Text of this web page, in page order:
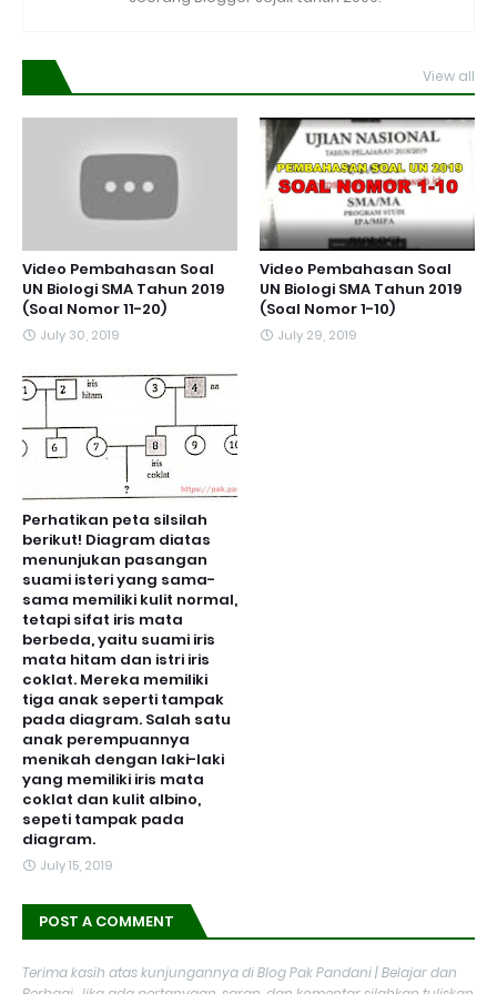
View all
Video Pembahasan Soal
UN Biologi SMA Tahun 2019
(Soal Nomor 11-20)
July 30, 2019
Video Pembahasan Soal
UN Biologi SMA Tahun 2019
(Soal Nomor 1-10)
July 29, 2019
Perhatikan peta silsilah
berikut! Diagram diatas
menunjukan pasangan
suami isteri yang sama-
sama memiliki kulit normal,
tetapi sifat iris mata
berbeda, yaitu suami iris
mata hitam dan istri iris
coklat. Mereka memiliki
tiga anak seperti tampak
pada diagram. Salah satu
anak perempuannya
menikah dengan laki-laki
yang memiliki iris mata
coklat dan kulit albino,
sepeti tampak pada
diagram.
July 15, 2019
POST A COMMENT
Terima kasih atas kunjungannya di Blog Pak Pandani | Belajar dan